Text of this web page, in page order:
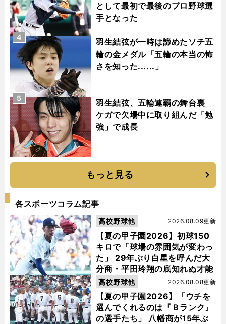
として最初で最後のプロ野球選
手となった
羽生結弦が一時は諦めたソチ五
輪の金メダル「五輪の本当の怖
さを知った......」
4
羽生結弦、五輪連覇の舞台裏
ケガで欠場中に取り組んだ「勉
強」で成長
5
もっと見る
各スポーツコラム記事
【夏の甲子園2026】初球150
キロで「球場の雰囲気が変わっ
た」 29年ぶり白星を呼んだ大
分商・平田玲翔の底知れぬ才能
2026.08.09更新
高校野球他
【夏の甲子園2026】「ウチを
選んでくれるのは『Ｂランク』
の選手たち」 八幡商が15年ぶ
2026.08.08更新
高校野球他